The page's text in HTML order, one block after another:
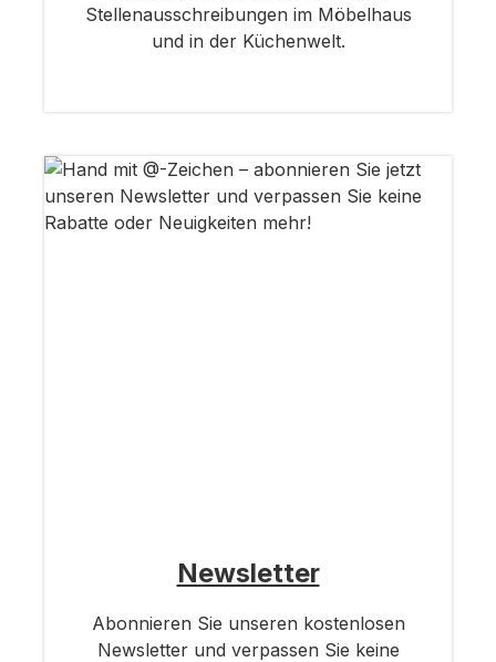
Stellenausschreibungen im Möbelhaus
und in der Küchenwelt.
Newsletter
Abonnieren Sie unseren kostenlosen
Newsletter und verpassen Sie keine